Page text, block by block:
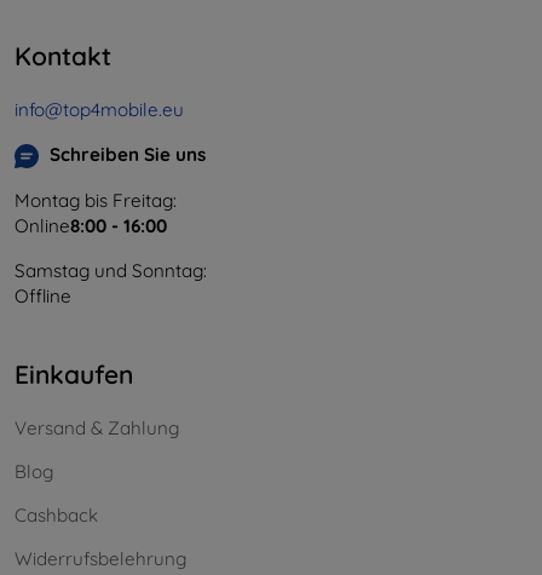
Kontakt
info@top4mobile.eu
Schreiben Sie uns
Montag bis Freitag:
Online8:00 - 16:00
Samstag und Sonntag:
Offline
Einkaufen
Versand & Zahlung
Blog
Cashback
Widerrufsbelehrung